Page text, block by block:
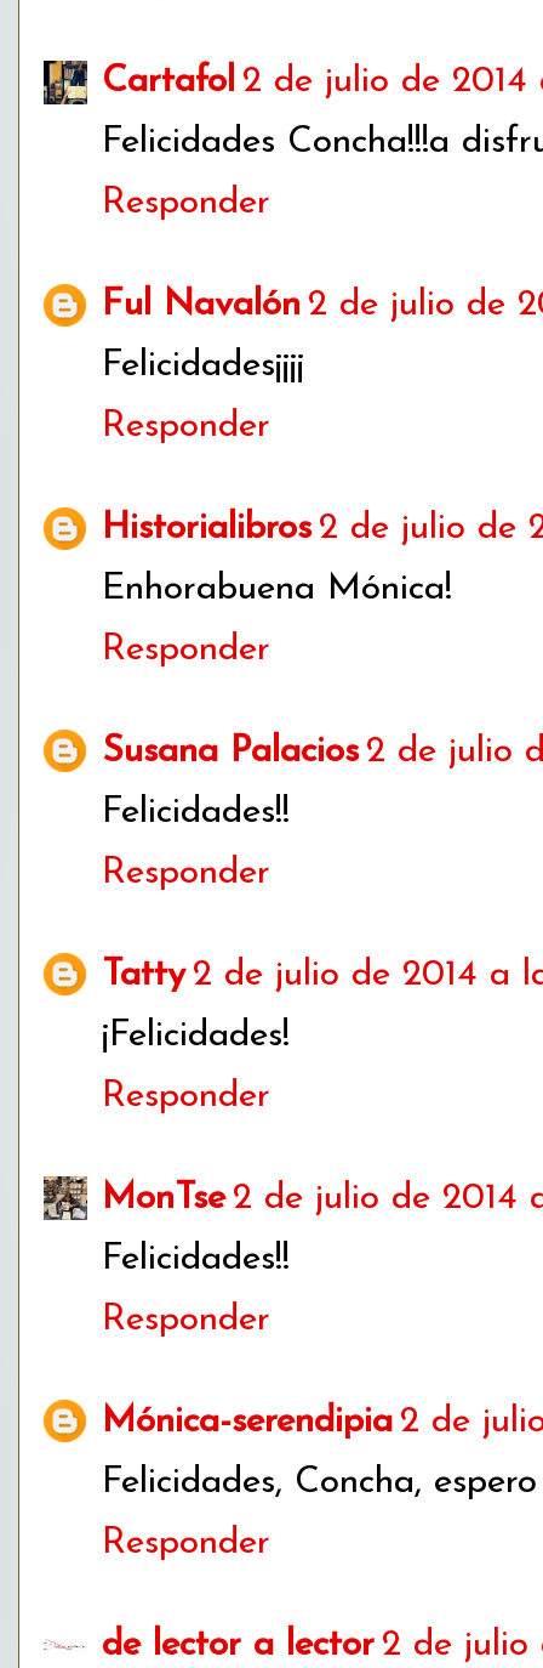
Cartafol 2 de julio de 2014
Felicidades Concha!!!a
Responder
Ful Navalón 2 de julio de
Felicidades¡¡¡¡
Responder
Historialibros 2 de julio de
Enhorabuena Mónica!
Responder
Susana Palacios 2 de julio
Felicidades!!
Responder
Tatty 2 de julio de 2014 a
¡Felicidades!
Responder
MonTse 2 de julio de 2014
Felicidades!!
Responder
Mónica-serendipia 2 de
Felicidades, Concha,
Responder
de lector a lector 2 de julio